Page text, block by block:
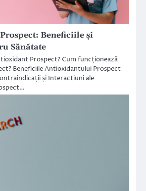
Beneficiile și
Sănătate
Prospect? Cum funcționează
Beneficiile Antioxidantului Prospect
și Interacțiuni ale